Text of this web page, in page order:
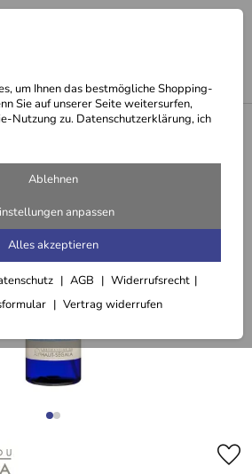
um Ihnen das bestmögliche Shopping-
Sie auf unserer Seite weitersurfen,
Nutzung zu. Datenschutzerklärung, ich
Ablehnen
anpassen
Alles akzeptieren
AGB
Widerrufsrecht
Vertrag widerrufen